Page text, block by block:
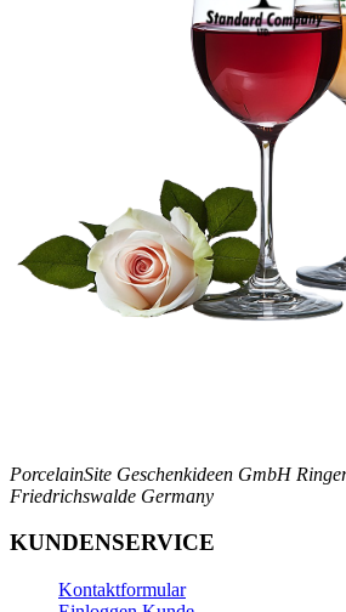
PorcelainSite Geschenkideen GmbH
Friedrichswalde Germany
KUNDENSERVICE
Kontaktformular